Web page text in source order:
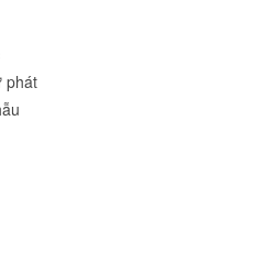
phát